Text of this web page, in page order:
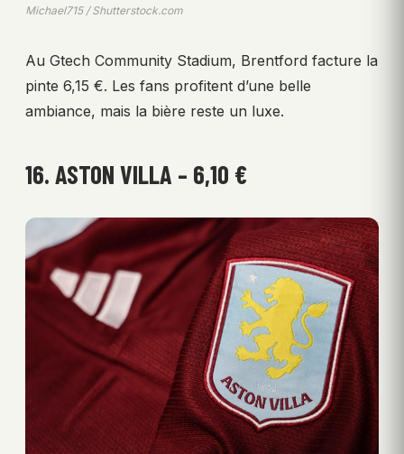
Michael715 / Shutterstock.com
Au Gtech Community Stadium, Brentford facture la
pinte 6,15 €. Les fans profitent d’une belle
ambiance, mais la bière reste un luxe.
16. ASTON VILLA – 6,10 €